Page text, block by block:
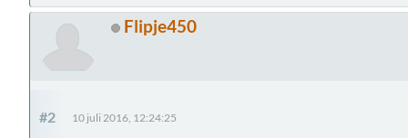
Flipje450
#2 10 juli 2016, 12:24:25